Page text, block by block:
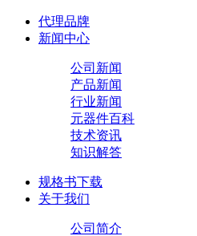
代理品牌
新闻中心
公司新闻
产品新闻
行业新闻
元器件百科
技术资讯
知识解答
规格书下载
关于我们
公司简介